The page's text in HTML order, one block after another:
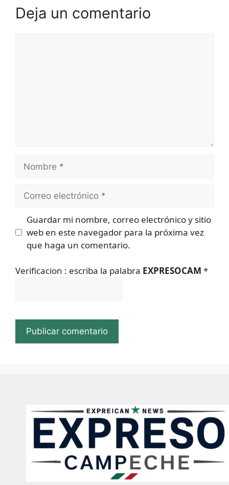
Deja un comentario
electrónico
Guardar mi nombre, correo electrónico y sitio
web en este navegador para la próxima vez
que haga un comentario.
Verificacion : escriba la palabra EXPRESOCAM *